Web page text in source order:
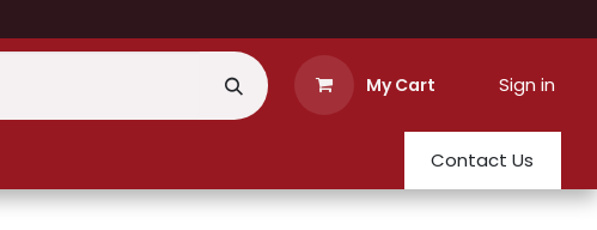
My Cart Sign in
Contact Us